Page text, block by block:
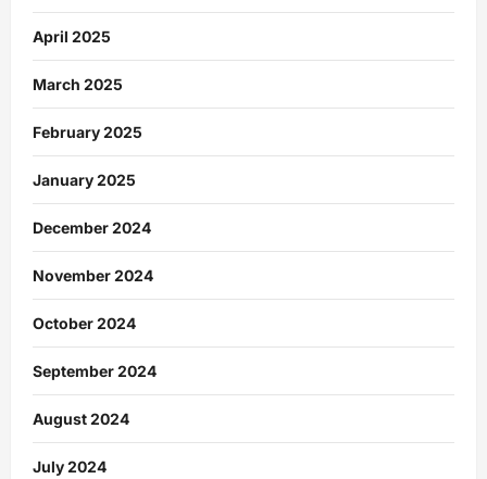
April 2025
March 2025
February 2025
January 2025
December 2024
November 2024
October 2024
September 2024
August 2024
July 2024